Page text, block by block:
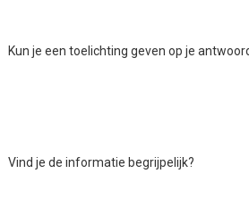
Kun je een toelichting geven op je
Vind je de informatie begrijpelijk?